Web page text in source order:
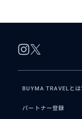
BUYMA TRAVELとは
パートナー登録